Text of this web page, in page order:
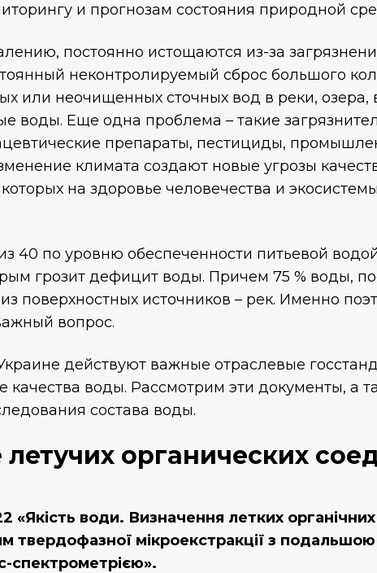
и прогнозам состояния природной
постоянно истощаются из-за
неконтролируемый сброс большого
или неочищенных сточных вод в реки, озера,
воды. Еще одна проблема – такие
препараты, пестициды,
климата создают новые угрозы
на здоровье человечества и
40 по уровню обеспеченности питьевой
грозит дефицит воды. Причем 75 % воды,
поверхностных источников – рек. Именно
вопрос.
действуют важные отраслевые
качества воды. Рассмотрим эти документы, а
состава воды.
органических
«Якість води. Визначення летких
твердофазної мікроекстракції з
спектрометрією».